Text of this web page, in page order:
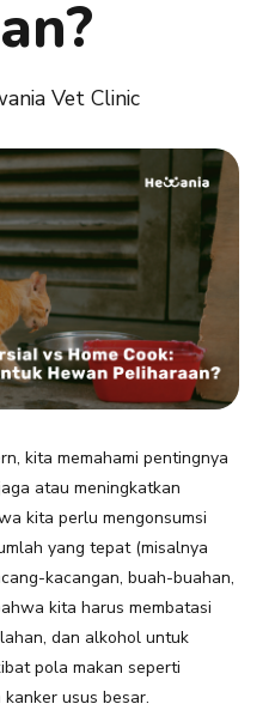
Vet Clinic
kita memahami pentingnya
atau meningkatkan
kita perlu mengonsumsi
yang tepat (misalnya
kacangan, buah-buahan,
kita harus membatasi
dan alkohol untuk
pola makan seperti
usus besar.